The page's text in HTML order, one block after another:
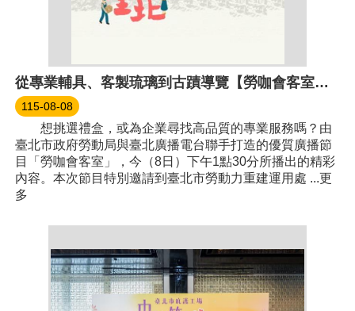
從專業輔具、客製琉璃到古蹟導覽【勞咖會客室】帶您認識臺北市庇護工場！
115-08-08
想挑選禮盒，或為企業尋找高品質的專業服務嗎？由
臺北市政府勞動局與臺北廣播電台聯手打造的優質廣播節
目「勞咖會客室」，今（8日）下午1點30分所播出的精彩
內容。本次節目特別邀請到臺北市勞動力重建運用處 ...更
多